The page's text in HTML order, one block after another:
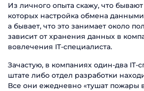
Из личного опыта скажу, что
которых настройка обмена данными
а бывает, что это занимает около
зависит от хранения данных в
вовлечения IT-специалиста.
Зачастую, в компаниях один-два IT-
штате либо отдел разработки
Все они ежедневно «тушат пожары